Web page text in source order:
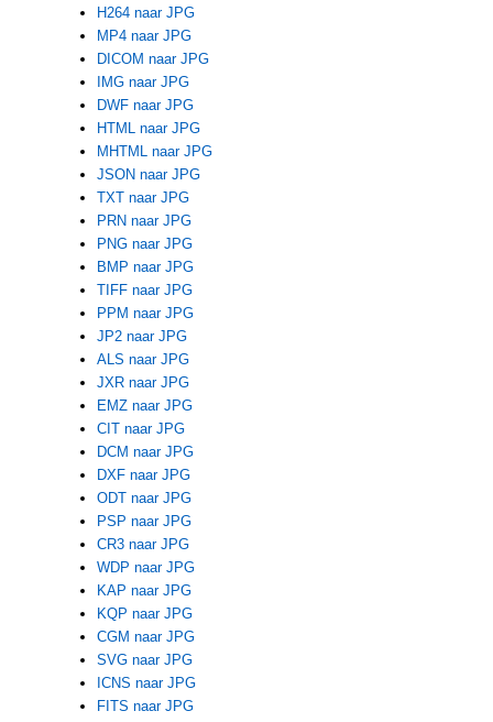
H264 naar JPG
MP4 naar JPG
DICOM naar JPG
IMG naar JPG
DWF naar JPG
HTML naar JPG
MHTML naar JPG
JSON naar JPG
TXT naar JPG
PRN naar JPG
PNG naar JPG
BMP naar JPG
TIFF naar JPG
PPM naar JPG
JP2 naar JPG
ALS naar JPG
JXR naar JPG
EMZ naar JPG
CIT naar JPG
DCM naar JPG
DXF naar JPG
ODT naar JPG
PSP naar JPG
CR3 naar JPG
WDP naar JPG
KAP naar JPG
KQP naar JPG
CGM naar JPG
SVG naar JPG
ICNS naar JPG
FITS naar JPG